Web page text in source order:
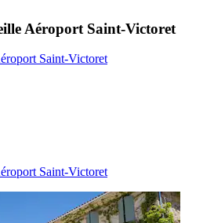
Aéroport Saint-Victoret
Saint-Victoret
Saint-Victoret